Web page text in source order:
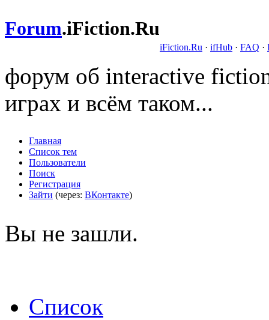
Forum.iFiction.Ru
iFiction.Ru · ifHub · FAQ ·
форум об interactive
играх и всём таком...
Главная
Список тем
Пользователи
Поиск
Регистрация
Зайти (через: ВКонтакте)
Вы не зашли.
Список